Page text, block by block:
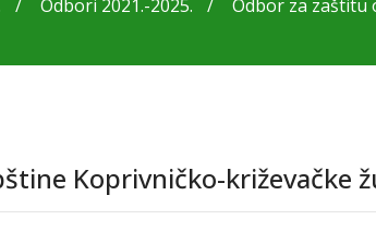
Odbori 2021.-2025. Odbor za zaštitu
Koprivničko-križevačke